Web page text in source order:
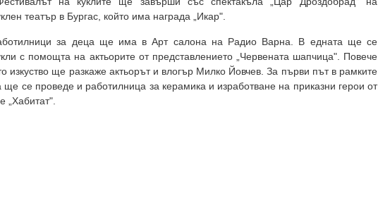
театър в Бургас, който има награда „Икар".
за деца ще има в Арт салона на Радио Варна. В едната ще се
с помощта на актьорите от представлението „Червената шапчица". Повече
изкуство ще разкаже актьорът и влогър Милко Йовчев. За първи път в рамките
ще се проведе и работилница за керамика и изработване на приказни герои от
„Хабитат".